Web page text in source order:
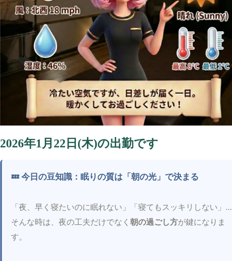
2026年1月22日(木)の出勤です
💤 今日の豆知識：眠りの質は「朝の光」で決まる
「夜、早く寝たいのに眠れない」「寝てもスッキリしない」…
そんな時は、夜の工夫だけでなく 朝の過ごし方が鍵になりま
す。